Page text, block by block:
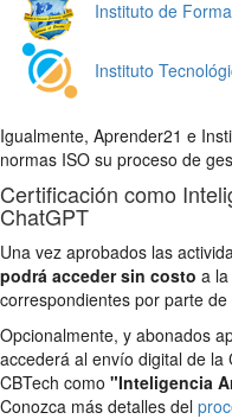
Instituto de
Instituto
Igualmente, Aprender21 e
normas ISO su proceso de
Certificación como
ChatGPT
Una vez aprobados las
podrá acceder sin costo a
correspondientes por parte de
Opcionalmente, y abonados
accederá al envío digital de la
CBTech como "Inteligencia
Conozca más detalles del